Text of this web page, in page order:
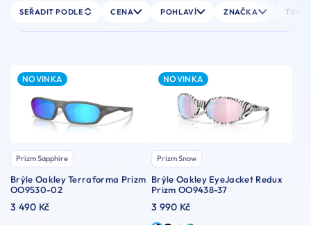
CENA POHLAVÍ ZNAČKA TVAR
SEŘADIT PODLE
NOVINKA
Prizm Sapphire
Brýle Oakley Terraforma Prizm
OO9530-02
3 490 Kč
NOVINKA
Prizm Snow
Brýle Oakley EyeJacket Redux
Prizm OO9438-37
3 990 Kč